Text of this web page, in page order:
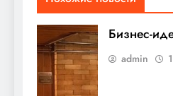
Бизнес-
admin